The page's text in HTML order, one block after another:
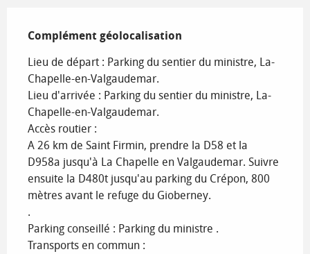
Complément géolocalisation
Complément géolocalisation
Lieu de départ : Parking du sentier du ministre, La-
Chapelle-en-Valgaudemar.
Lieu d'arrivée : Parking du sentier du ministre, La-
Chapelle-en-Valgaudemar.
Accès routier :
A 26 km de Saint Firmin, prendre la D58 et la
D958a jusqu'à La Chapelle en Valgaudemar. Suivre
ensuite la D480t jusqu'au parking du Crépon, 800
mètres avant le refuge du Gioberney.
.
Parking conseillé : Parking du ministre .
Transports en commun :